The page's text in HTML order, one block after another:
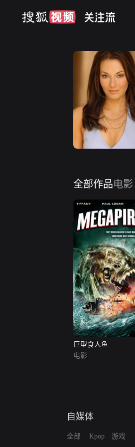
全部作品电影
巨型食人鱼
电影
自媒体
全部 Kpop 游戏